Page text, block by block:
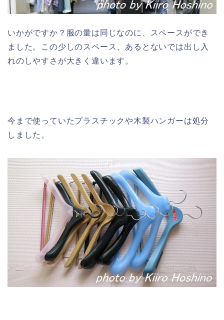
いかがですか？服の量は同じなのに、スペースができ
ました。この少しのスペース、あるとないでは出し入
れのしやすさが大きく違います。
今まで使っていたプラスチックや木製ハンガーは処分
しました。